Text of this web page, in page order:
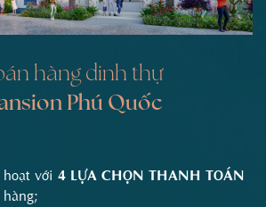
hàng dinh thự
Phú Quốc
với 4 LỰA CHỌN THANH TOÁN